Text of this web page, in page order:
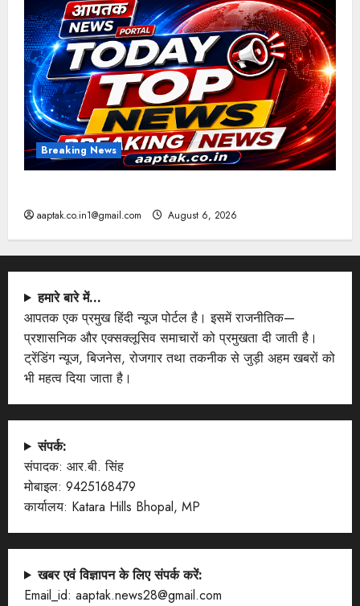
Breaking News
aaptak.co.in1@gmail.com August 6, 2026
हमारे बारे में…
आपतक एक प्रमुख हिंदी न्यूज पोर्टल है। इसमें राजनीतिक—
प्रशासनिक और एक्सक्लूसिव समाचारों को प्रमुखता दी जाती है।
ट्रेंडिंग न्यूज, बिजनेस, रोजगार तथा तकनीक से जुड़ी अहम खबरों को
भी महत्व दिया जाता है।
संपर्क:
संपादक: आर.बी. सिंह
मोबाइल: 9425168479
कार्यालय: Katara Hills Bhopal, MP
खबर एवं विज्ञापन के लिए संपर्क करें:
Email_id: aaptak.news28@gmail.com